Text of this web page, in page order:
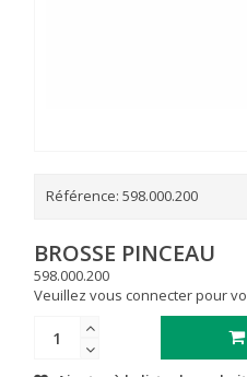
Référence: 598.000.200
BROSSE PINCEAU
598.000.200
Veuillez vous connecter pour